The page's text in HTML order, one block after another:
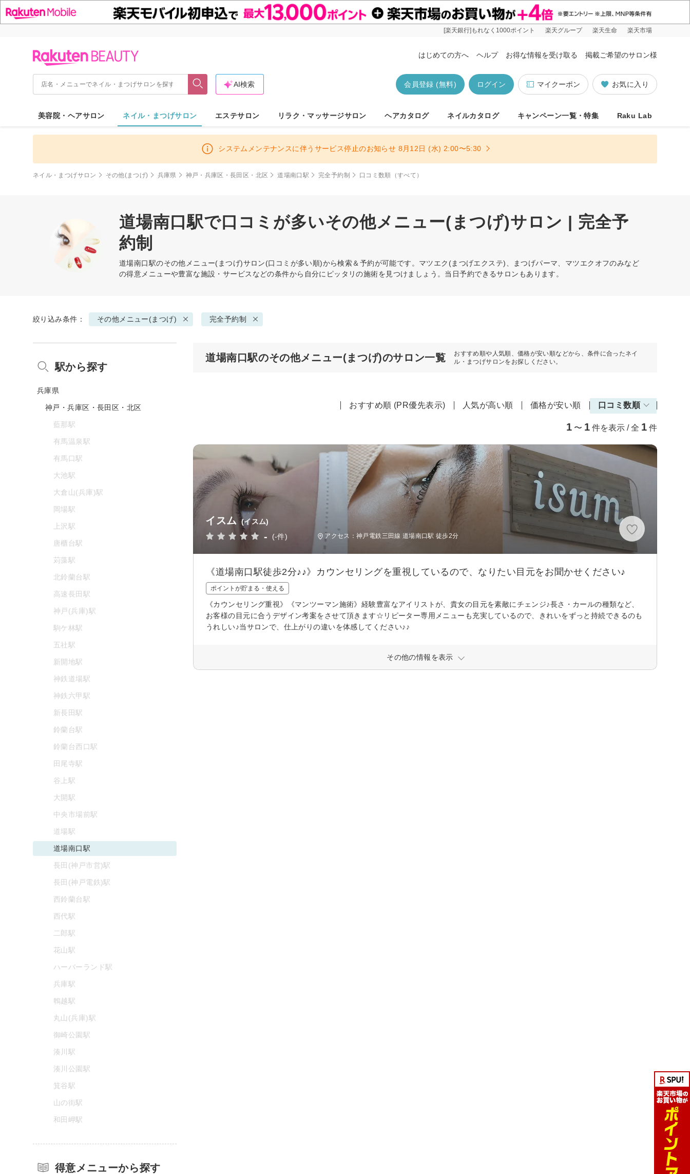
[楽天銀行]もれなく1000ポイント 楽天グループ 楽天生命 楽天市場
はじめての方へ ヘルプ お得な情報を受け取る 掲載ご希望のサロン様
お気に入り
マイクーポン
ログイン
会員登録 (無料)
AI検索
美容院・ヘアサロン ネイル・まつげサロン エステサロン リラク・マッサージサロン ヘアカタログ ネイルカタログ キャンペーン一覧・特集 Raku Lab
システムメンテナンスに伴うサービス停止のお知らせ 8月12日 (水) 2:00〜5:30
ネイル・まつげサロン その他(まつげ) 兵庫県 神戸・兵庫区・長田区・北区 道場南口駅 完全予約制 口コミ数順（すべて）
道場南口駅で口コミが多いその他メニュー(まつげ)サロン | 完全予
約制
道場南口駅のその他メニュー(まつげ)サロン(口コミが多い順)から検索＆予約が可能です。マツエク(まつげエクステ)、まつげパーマ、マツエクオフのみなど
の得意メニューや豊富な施設・サービスなどの条件から自分にピッタリの施術を見つけましょう。当日予約できるサロンもあります。
絞り込み条件： その他メニュー(まつげ) 完全予約制
道場南口駅のその他メニュー(まつげ)のサロン一覧
おすすめ順や人気順、価格が安い順などから、条件に合ったネイ
ル・まつげサロンをお探しください。
おすすめ順 (PR優先表示) 人気が高い順 価格が安い順 口コミ数順
1 〜 1 件を表示 / 全 1 件
イスム (イスム)
- (-件) アクセス：神戸電鉄三田線 道場南口駅 徒歩2分
《道場南口駅徒歩2分♪♪》カウンセリングを重視しているので、なりたい目元をお聞かせください♪
ポイントが貯まる・使える
《カウンセリング重視》《マンツーマン施術》経験豊富なアイリストが、貴女の目元を素敵にチェンジ♪長さ・カールの種類など、
お客様の目元に合うデザイン考案をさせて頂きます☆リピーター専用メニューも充実しているので、きれいをずっと持続できるのも
うれしい♪当サロンで、仕上がりの違いを体感してください♪♪
その他の情報を表示
駅から探す
兵庫県
神戸・兵庫区・長田区・北区
藍那駅
有馬温泉駅
有馬口駅
大池駅
大倉山(兵庫)駅
岡場駅
上沢駅
唐櫃台駅
苅藻駅
北鈴蘭台駅
高速長田駅
神戸(兵庫)駅
駒ケ林駅
五社駅
新開地駅
神鉄道場駅
神鉄六甲駅
新長田駅
鈴蘭台駅
鈴蘭台西口駅
田尾寺駅
谷上駅
大開駅
中央市場前駅
道場駅
道場南口駅
長田(神戸市営)駅
長田(神戸電鉄)駅
西鈴蘭台駅
西代駅
二郎駅
花山駅
ハーバーランド駅
兵庫駅
鵯越駅
丸山(兵庫)駅
御崎公園駅
湊川駅
湊川公園駅
箕谷駅
山の街駅
和田岬駅
得意メニューから探す